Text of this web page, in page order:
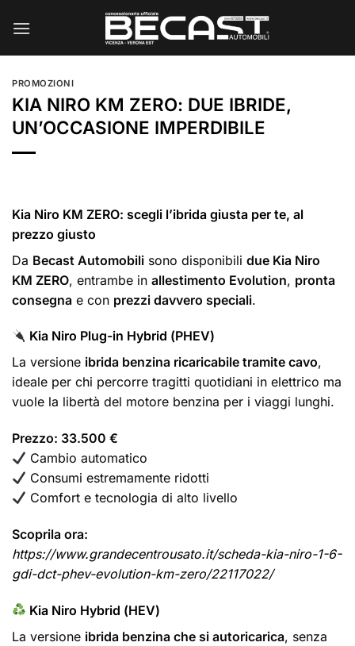
PROMOZIONI
KIA NIRO KM ZERO: DUE IBRIDE,
UN’OCCASIONE IMPERDIBILE
Kia Niro KM ZERO: scegli l’ibrida giusta per te, al
prezzo giusto
Da Becast Automobili sono disponibili due Kia Niro
KM ZERO, entrambe in allestimento Evolution, pronta
consegna e con prezzi davvero speciali.
Kia Niro Plug-in Hybrid (PHEV)
La versione ibrida benzina ricaricabile tramite cavo,
ideale per chi percorre tragitti quotidiani in elettrico ma
vuole la libertà del motore benzina per i viaggi lunghi.
Prezzo: 33.500 €
Cambio automatico
Consumi estremamente ridotti
Comfort e tecnologia di alto livello
Scoprila ora:
https://www.grandecentrousato.it/scheda-kia-niro-1-6-
gdi-dct-phev-evolution-km-zero/22117022/
Kia Niro Hybrid (HEV)
La versione ibrida benzina che si autoricarica, senza